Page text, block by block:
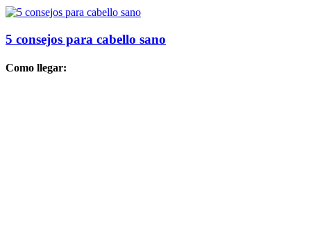
5 consejos para cabello sano
Como llegar: